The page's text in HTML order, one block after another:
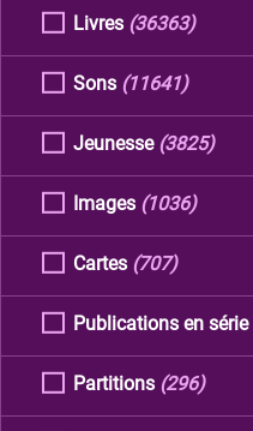
Livres (36363)
Sons (11641)
Jeunesse (3825)
Images (1036)
Cartes (707)
Publications en série
Partitions (296)